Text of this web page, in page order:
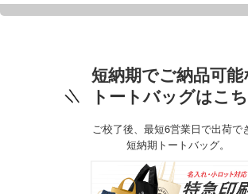
短納期でご納品可能
トートバッグはこ
ご校了後、最短6営業日で出荷で
短納期トートバッグ。